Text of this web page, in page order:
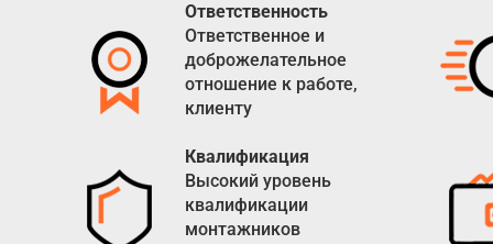
Ответственность
Ответственное и
доброжелательное
отношение к работе,
клиенту
Квалификация
Высокий уровень
квалификации
монтажников